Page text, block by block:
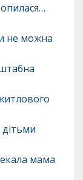
не можна
мама